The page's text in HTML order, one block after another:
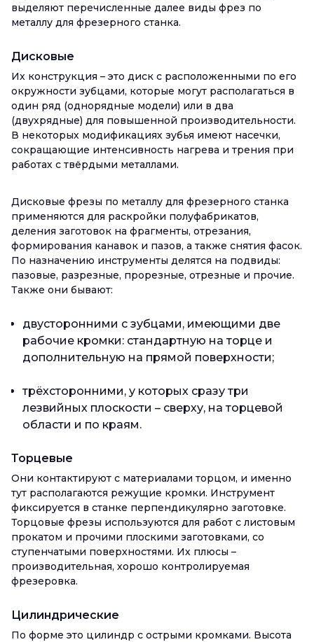
выделяют перечисленные далее виды фрез по
металлу для фрезерного станка.
Дисковые
Их конструкция – это диск с расположенными по его
окружности зубцами, которые могут располагаться в
один ряд (однорядные модели) или в два
(двухрядные) для повышенной производительности.
В некоторых модификациях зубья имеют насечки,
сокращающие интенсивность нагрева и трения при
работах с твёрдыми металлами.
Дисковые фрезы по металлу для фрезерного станка
применяются для раскройки полуфабрикатов,
деления заготовок на фрагменты, отрезания,
формирования канавок и пазов, а также снятия фасок.
По назначению инструменты делятся на подвиды:
пазовые, разрезные, прорезные, отрезные и прочие.
Также они бывают:
двусторонними с зубцами, имеющими две
рабочие кромки: стандартную на торце и
дополнительную на прямой поверхности;
трёхсторонними, у которых сразу три
лезвийных плоскости – сверху, на торцевой
области и по краям.
Торцевые
Они контактируют с материалами торцом, и именно
тут располагаются режущие кромки. Инструмент
фиксируется в станке перпендикулярно заготовке.
Торцовые фрезы используются для работ с листовым
прокатом и прочими плоскими заготовками, со
ступенчатыми поверхностями. Их плюсы –
производительная, хорошо контролируемая
фрезеровка.
Цилиндрические
По форме это цилиндр с острыми кромками. Высота